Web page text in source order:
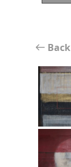
Back